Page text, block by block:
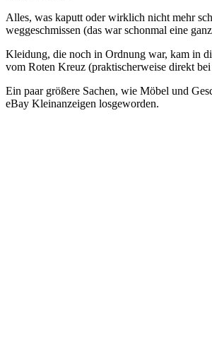
Alles, was kaputt oder wirklich nicht mehr
weggeschmissen (das war schonmal eine
Kleidung, die noch in Ordnung war, kam in
vom Roten Kreuz (praktischerweise direkt bei
Ein paar größere Sachen, wie Möbel und
eBay Kleinanzeigen losgeworden.